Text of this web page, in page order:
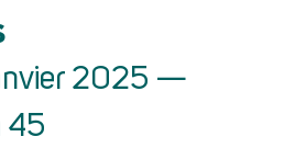
2025 —
45